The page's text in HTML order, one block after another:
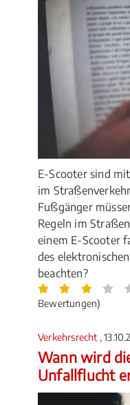
E-Scooter sind
im
Fußgänger
Regeln im
einem E-Scooter
des
beachten?
Bewertungen)
Verkehrsrecht ,
Wann wird
Unfallflucht